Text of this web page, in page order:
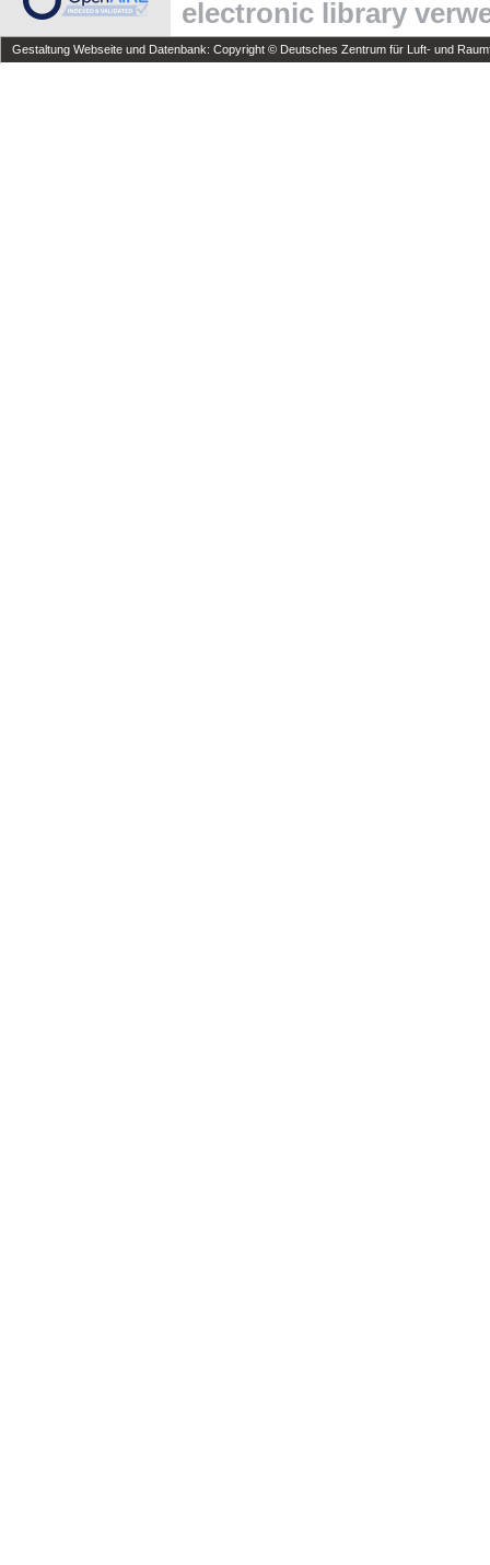
electronic library
Gestaltung Webseite und Datenbank: Copyright © Deutsches Zentrum für Luft- und